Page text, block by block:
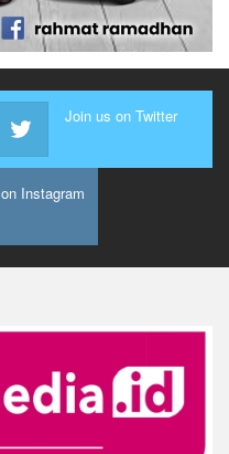
Join us on Twitter
Instagram